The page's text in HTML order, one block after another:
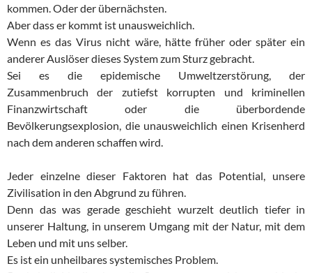
kommen. Oder der übernächsten.
Aber dass er kommt ist unausweichlich.
Wenn es das Virus nicht wäre, hätte früher oder später ein
anderer Auslöser dieses System zum Sturz gebracht.
Sei es die epidemische Umweltzerstörung, der
Zusammenbruch der zutiefst korrupten und kriminellen
Finanzwirtschaft oder die überbordende
Bevölkerungsexplosion, die unausweichlich einen Krisenherd
nach dem anderen schaffen wird.
Jeder einzelne dieser Faktoren hat das Potential, unsere
Zivilisation in den Abgrund zu führen.
Denn das was gerade geschieht wurzelt deutlich tiefer in
unserer Haltung, in unserem Umgang mit der Natur, mit dem
Leben und mit uns selber.
Es ist ein unheilbares systemisches Problem.